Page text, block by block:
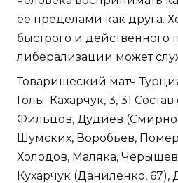
ее пределами как друга.
быстрого и действенного
либерализации может
Товарищеский матч
Голы: Кахарчук, 3, 31
Фильцов, Дудиев
Шумских, Воробьев,
Холодов, Маляка, Черышев
Кухарчук (Даниленко, 67),